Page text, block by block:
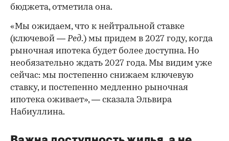
бюджета, отметила она.
«Мы ожидаем, что к нейтральной ставке
(ключевой — Ред.) мы придем в 2027 году, когда
рыночная ипотека будет более доступна. Но
необязательно ждать 2027 года. Мы видим уже
сейчас: мы постепенно снижаем ключевую
ставку, и постепенно медленно рыночная
ипотека оживает», — сказала Эльвира
Набиуллина.